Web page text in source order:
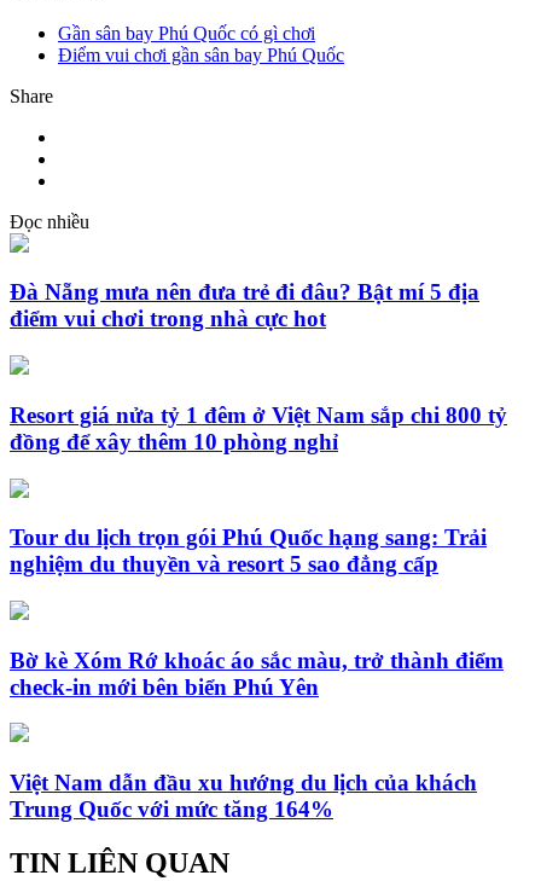
Gần sân bay Phú Quốc có gì chơi
Điểm vui chơi gần sân bay Phú Quốc
Share
Đọc nhiều
Đà Nẵng mưa nên đưa trẻ đi đâu? Bật mí 5 địa
điểm vui chơi trong nhà cực hot
Resort giá nửa tỷ 1 đêm ở Việt Nam sắp chi 800 tỷ
đồng để xây thêm 10 phòng nghỉ
Tour du lịch trọn gói Phú Quốc hạng sang: Trải
nghiệm du thuyền và resort 5 sao đẳng cấp
Bờ kè Xóm Rớ khoác áo sắc màu, trở thành điểm
check-in mới bên biển Phú Yên
Việt Nam dẫn đầu xu hướng du lịch của khách
Trung Quốc với mức tăng 164%
TIN LIÊN QUAN